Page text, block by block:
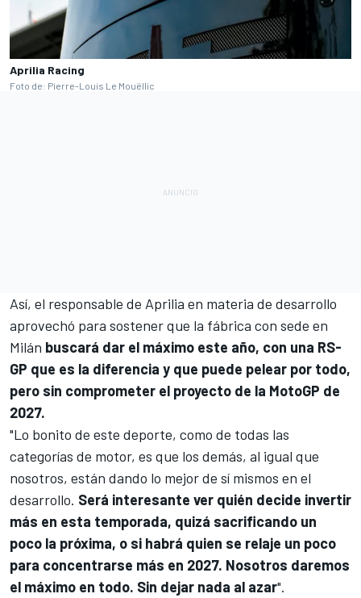
Aprilia Racing
Foto de: Pierre-Louis Le Mouëllic
Así, el responsable de Aprilia en materia de desarrollo
aprovechó para sostener que la fábrica con sede en
Milán buscará dar el máximo este año, con una RS-
GP que es la diferencia y que puede pelear por todo,
pero sin comprometer el proyecto de la MotoGP de
2027.
"Lo bonito de este deporte, como de todas las
categorías de motor, es que los demás, al igual que
nosotros, están dando lo mejor de sí mismos en el
desarrollo. Será interesante ver quién decide invertir
más en esta temporada, quizá sacrificando un
poco la próxima, o si habrá quien se relaje un poco
para concentrarse más en 2027. Nosotros daremos
el máximo en todo. Sin dejar nada al azar".